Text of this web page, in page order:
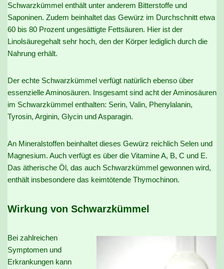
Schwarzkümmel enthält unter anderem Bitterstoffe und
Saponinen. Zudem beinhaltet das Gewürz im Durchschnitt etwa
60 bis 80 Prozent ungesättigte Fettsäuren. Hier ist der
Linolsäuregehalt sehr hoch, den der Körper lediglich durch die
Nahrung erhält.
Der echte Schwarzkümmel verfügt natürlich ebenso über
essenzielle Aminosäuren. Insgesamt sind acht der Aminosäuren
im Schwarzkümmel enthalten: Serin, Valin, Phenylalanin,
Tyrosin, Arginin, Glycin und Asparagin.
An Mineralstoffen beinhaltet dieses Gewürz reichlich Selen und
Magnesium. Auch verfügt es über die Vitamine A, B, C und E.
Das ätherische Öl, das auch Schwarzkümmel gewonnen wird,
enthält insbesondere das keimtötende Thymochinon.
Wirkung von Schwarzkümmel
Bei zahlreichen
Symptomen und
Erkrankungen kann